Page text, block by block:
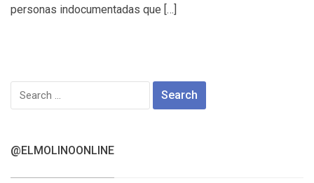
personas indocumentadas que […]
Search
for:
@ELMOLINOONLINE